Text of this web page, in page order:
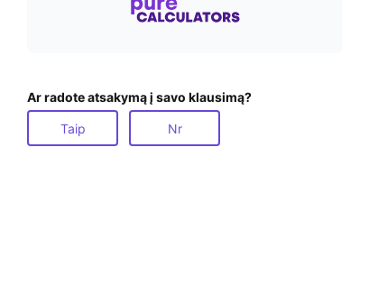
Ar radote atsakymą į savo klausimą?
Taip Nr